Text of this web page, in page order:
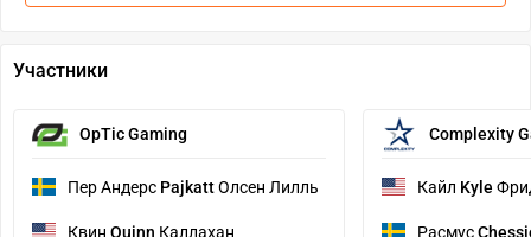
Участники
OpTic Gaming
Пер Андерс PajkattОлсен Лилль
Квин Quinn Каллахан
Complexity
Кайл Kyle
Расмус